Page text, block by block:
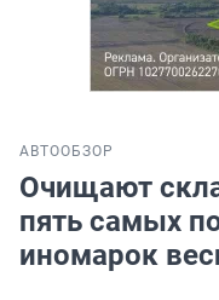
АВТООБЗОР
Очищают
пять самых
иномарок